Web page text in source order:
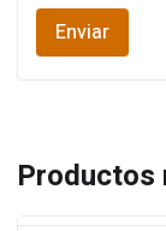
Productos